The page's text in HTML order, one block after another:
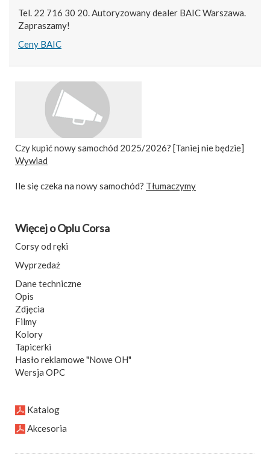
Tel. 22 716 30 20. Autoryzowany dealer BAIC Warszawa.
Zapraszamy!
Ceny BAIC
Czy kupić nowy samochód 2025/2026? [Taniej nie będzie]
Wywiad
Ile się czeka na nowy samochód? Tłumaczymy
Więcej o Oplu Corsa
Corsy od ręki
Wyprzedaż
Dane techniczne
Opis
Zdjęcia
Filmy
Kolory
Tapicerki
Hasło reklamowe "Nowe OH"
Wersja OPC
Katalog
Akcesoria